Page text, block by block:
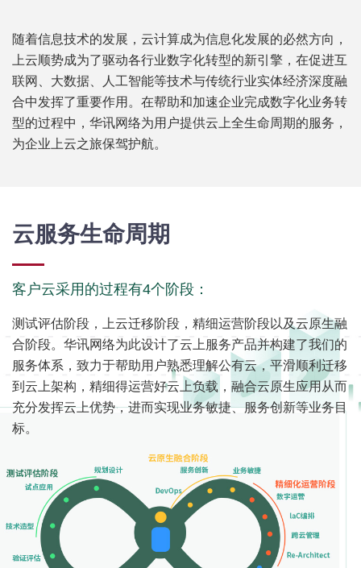
随着信息技术的发展，云计算成为信息化发展的必然方向，
上云顺势成为了驱动各行业数字化转型的新引擎，在促进互
联网、大数据、人工智能等技术与传统行业实体经济深度融
合中发挥了重要作用。在帮助和加速企业完成数字化业务转
型的过程中，华讯网络为用户提供云上全生命周期的服务，
为企业上云之旅保驾护航。
云服务生命周期
客户云采用的过程有4个阶段：
测试评估阶段，上云迁移阶段，精细运营阶段以及云原生融
合阶段。华讯网络为此设计了云上服务产品并构建了我们的
服务体系，致力于帮助用户熟悉理解公有云，平滑顺利迁移
到云上架构，精细得运营好云上负载，融合云原生应用从而
充分发挥云上优势，进而实现业务敏捷、服务创新等业务目
标。